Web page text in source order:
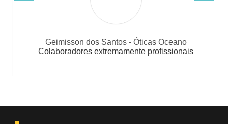
Geimisson dos Santos - Óticas Oceano
Colaboradores extremamente profissionais